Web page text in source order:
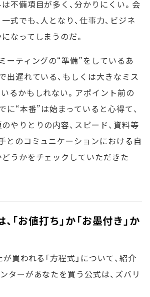
不備項目が多く、分かりにくい。会
式でも、人となり、仕事力、ビジネ
なってしまうのだ。
ーティングの“準備”をしているあ
出遅れている、もしくは大きなミス
るかもしれない。アポイント前の
に“本番”は始まっていると心得て、
やりとりの内容、スピード、資料等
とのコミュニケーションにおける自
うかをチェックしていただきた
「お値打ち」か「お墨付き」か
買われる「方程式」について、紹介
ターがあなたを買う公式は、ズバリ